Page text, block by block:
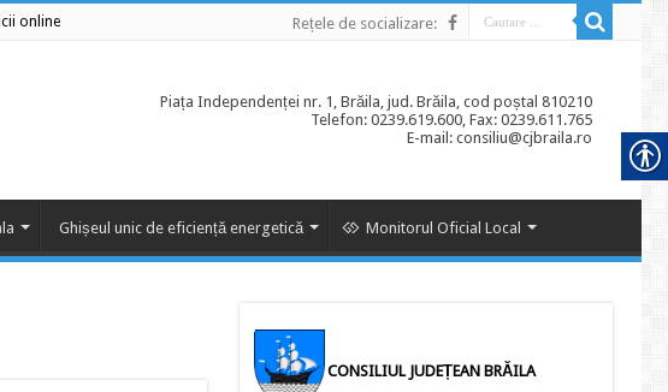
online Rețele de socializare:
Piața Independenței nr. 1, Brăila, jud. Brăila, cod poștal 810210
Telefon: 0239.619.600, Fax: 0239.611.765
E-mail: consiliu@cjbraila.ro
Ghișeul unic de eficiență energetică Monitorul Oficial Local
CONSILIUL JUDEȚEAN BRĂILA